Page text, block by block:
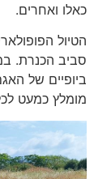
כאלו ואחרים.
הטיול
סביב הכנרת.
ביופיים של
מומלץ כמעט